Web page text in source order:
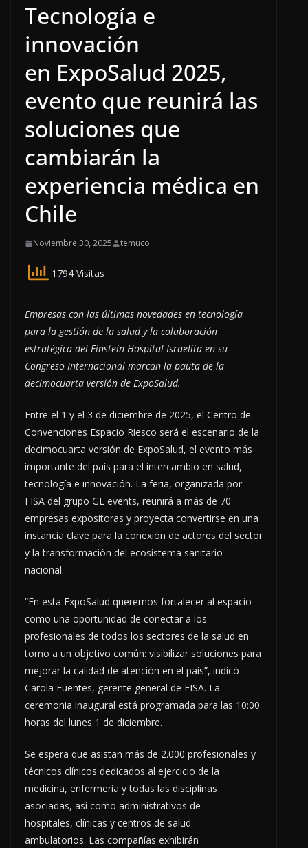
Tecnología e
innovación
en ExpoSalud 2025,
evento que reunirá las
soluciones que
cambiarán la
experiencia médica en
Chile
Noviembre 30, 2025 temuco
1794 Visitas
Empresas con las últimas novedades en tecnología
para la gestión de la salud y la colaboración
estratégica del Einstein Hospital Israelita en su
Congreso Internacional marcan la pauta de la
decimocuarta versión de ExpoSalud.
Entre el 1 y el 3 de diciembre de 2025, el Centro de
Convenciones Espacio Riesco será el escenario de la
decimocuarta versión de ExpoSalud, el evento más
importante del país para el intercambio en salud,
tecnología e innovación. La feria, organizada por
FISA del grupo GL events, reunirá a más de 70
empresas expositoras y proyecta convertirse en una
instancia clave para la conexión de actores del sector
y la transformación del ecosistema sanitario
nacional.
“En esta ExpoSalud queremos fortalecer al espacio
como una oportunidad de conectar a los
profesionales de todos los sectores de la salud en
torno a un objetivo común: visibilizar soluciones para
mejorar la calidad de atención en el país”, indicó
Carola Fuentes, gerente general de FISA. La
ceremonia inaugural está programada para las 10:00
horas del lunes 1 de diciembre.
Se espera que asistan más de 2.000 profesionales y
técnicos clínicos dedicados al ejercicio de la
medicina, enfermería y todas las disciplinas
asociadas, así como administrativos de
hospitales, clínicas y centros de salud
ambulatorios. Las compañías exhibirán